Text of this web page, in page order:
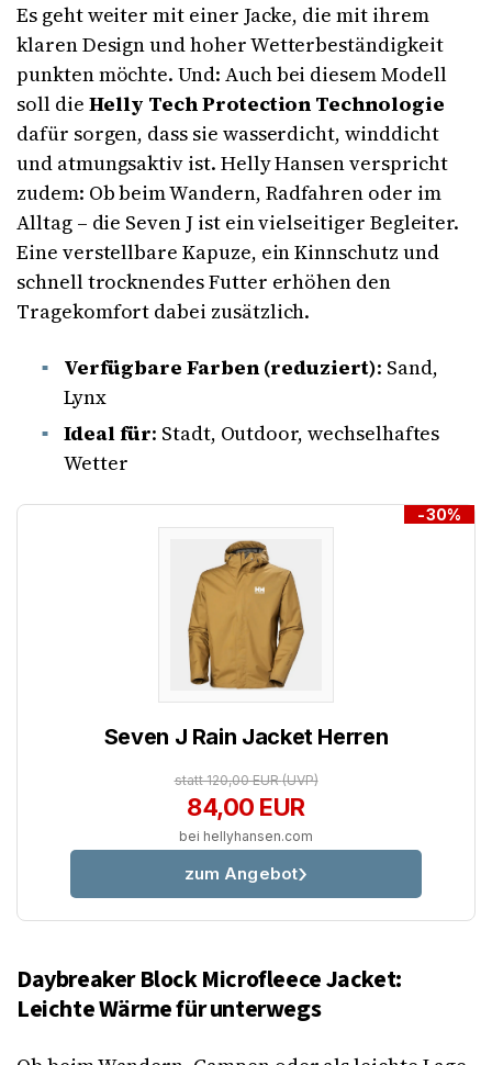
Es geht weiter mit einer Jacke, die mit ihrem
klaren Design und hoher Wetterbeständigkeit
punkten möchte. Und: Auch bei diesem Modell
soll die Helly Tech Protection Technologie
dafür sorgen, dass sie wasserdicht, winddicht
und atmungsaktiv ist. Helly Hansen verspricht
zudem: Ob beim Wandern, Radfahren oder im
Alltag – die Seven J ist ein vielseitiger Begleiter.
Eine verstellbare Kapuze, ein Kinnschutz und
schnell trocknendes Futter erhöhen den
Tragekomfort dabei zusätzlich.
Verfügbare Farben (reduziert): Sand,
Lynx
Ideal für: Stadt, Outdoor, wechselhaftes
Wetter
-30%
Seven J Rain Jacket Herren
statt 120,00 EUR(UVP)
84,00 EUR
bei hellyhansen.com
zum Angebot
Daybreaker Block Microfleece Jacket:
Leichte Wärme für unterwegs